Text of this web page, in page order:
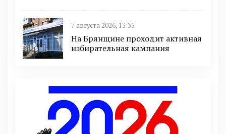
7 августа 2026, 13:35
На Брянщине проходит активная
избирательная кампания